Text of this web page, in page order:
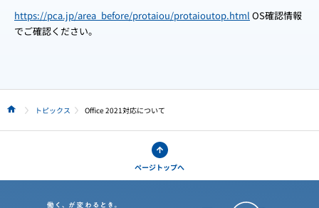
https://pca.jp/area_before/protaiou/protaioutop.html OS確認情報
でご確認ください。
HOME トピックス Office 2021対応について
ページトップへ